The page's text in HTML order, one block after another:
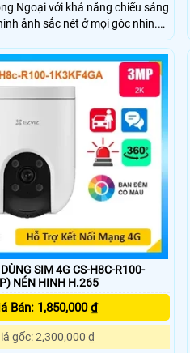
Ngoại với khả năng chiếu sáng
ảnh sắc nét ở mọi góc nhìn.
ảnh Ultra 2k, hình ảnh trở nên
bị còn tích hợp
giúp dễ dàng kết nối và sử dụng
SIM 4G CS-H8C-R100-
NÉN HINH H.265
Bán: 1,850,000 ₫
gốc: 2,300,000 ₫